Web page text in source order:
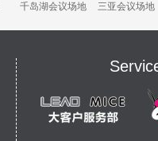
千岛湖会议场地 三亚会议场地